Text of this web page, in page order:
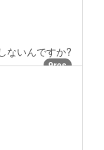
ないんですか?
9res